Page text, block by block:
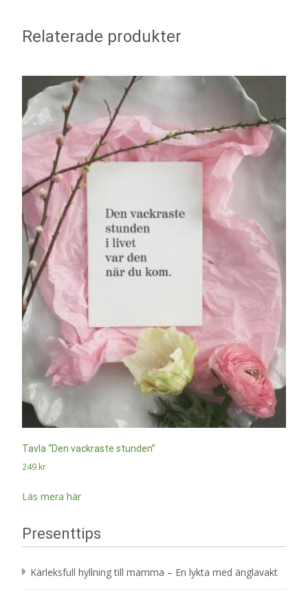
Relaterade produkter
Tavla “Den vackraste stunden”
249 kr
Läs mera här
Presenttips
Kärleksfull hyllning till mamma – En lykta med änglavakt